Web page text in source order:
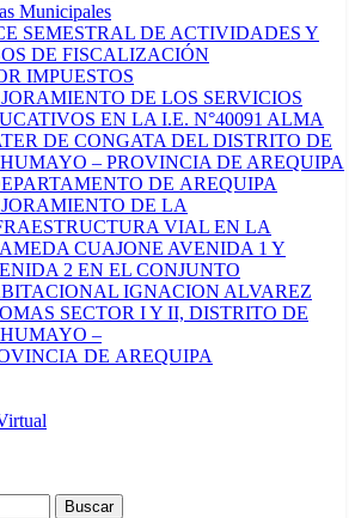
Municipales
SEMESTRAL DE ACTIVIDADES Y
DE FISCALIZACIÓN
IMPUESTOS
DE LOS SERVICIOS
EN LA I.E. N°40091 ALMA
DE CONGATA DEL DISTRITO DE
– PROVINCIA DE AREQUIPA
DE AREQUIPA
DE LA
VIAL EN LA
CUAJONE AVENIDA 1 Y
2 EN EL CONJUNTO
IGNACION ALVAREZ
SECTOR I Y II, DISTRITO DE
–
DE AREQUIPA